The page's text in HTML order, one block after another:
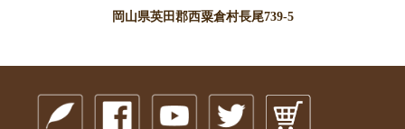
岡山県英田郡西粟倉村長尾739-5